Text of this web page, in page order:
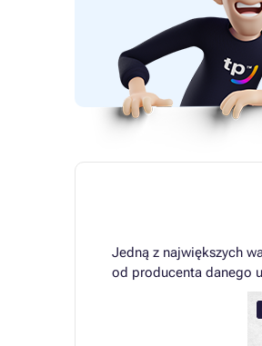
Jedną z największych
od producenta danego